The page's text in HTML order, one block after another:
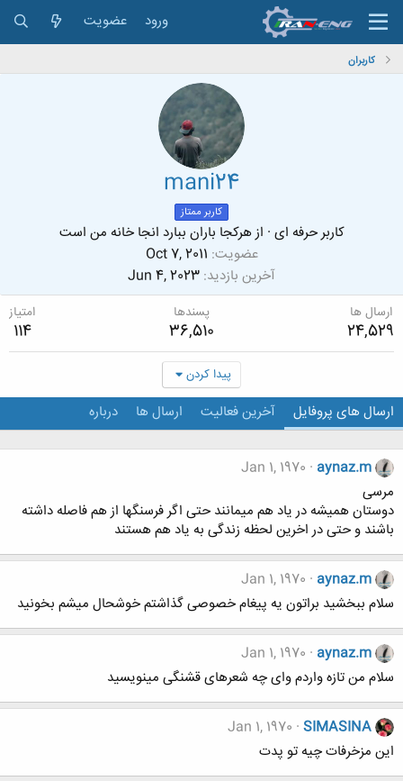
ورود عضویت
کاربران
mani24
کاربر ممتاز
کاربر حرفه ای · ازهرکجا باران ببارد انجا خانه من است
عضویت Oct 7, 2011
آخرین بازدید Jun 4, 2023
ارسال ها
24,529
پسندها
36,510
امتیاز
114
پیدا کردن
ارسال های پروفایل آخرین فعالیت ارسال ها درباره
aynaz.m
Jan 1, 1970
مرسی
دوستان همیشه در یاد هم میمانند حتی اگر فرسنگها از هم فاصله داشته
باشند و حتی در اخرین لحظه زندگی به یاد هم هستند
aynaz.m
Jan 1, 1970
سلام ببخشید براتون یه پیغام خصوصی گذاشتم خوشحال میشم بخونید
aynaz.m
Jan 1, 1970
سلام من تازه واردم وای چه شعرهای قشنگی مینویسید
SIMASINA
Jan 1, 1970
این مزخرفات چیه تو پدت